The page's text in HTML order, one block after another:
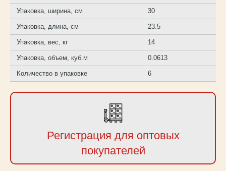
Упаковка, ширина, см 30
Упаковка, длина, см 23.5
Упаковка, вес, кг 14
Упаковка, объем, куб.м 0.0613
Количество в упаковке 6
Регистрация для оптовых
покупателей